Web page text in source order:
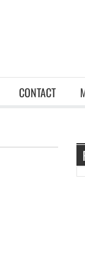
CONTACT